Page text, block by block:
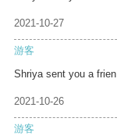
2021-10-27
游客
Shriya sent you a frien
2021-10-26
游客